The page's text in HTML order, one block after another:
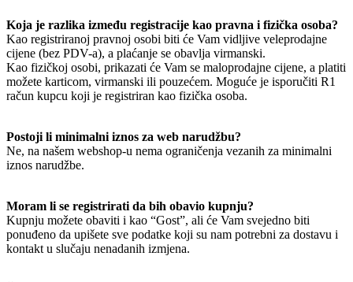
Koja je razlika između registracije kao pravna i fizička osoba?
Kao registriranoj pravnoj osobi biti će Vam vidljive veleprodajne
cijene (bez PDV-a), a plaćanje se obavlja virmanski.
Kao fizičkoj osobi, prikazati će Vam se maloprodajne cijene, a platiti
možete karticom, virmanski ili pouzećem. Moguće je isporučiti R1
račun kupcu koji je registriran kao fizička osoba.
Postoji li minimalni iznos za web narudžbu?
Ne, na našem webshop-u nema ograničenja vezanih za minimalni
iznos narudžbe.
Moram li se registrirati da bih obavio kupnju?
Kupnju možete obaviti i kao “Gost”, ali će Vam svejedno biti
ponuđeno da upišete sve podatke koji su nam potrebni za dostavu i
kontakt u slučaju nenadanih izmjena.